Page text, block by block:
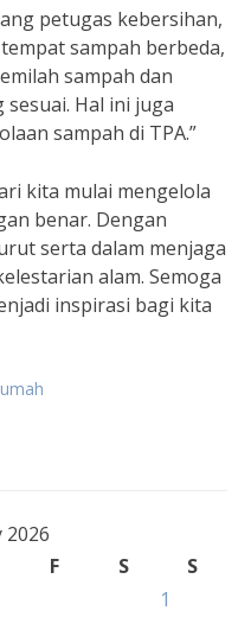
petugas kebersihan,
sampah berbeda,
sampah dan
Hal ini juga
sampah di TPA.”
kita mulai mengelola
benar. Dengan
serta dalam menjaga
alam. Semoga
inspirasi bagi kita
2026
F S
S
1